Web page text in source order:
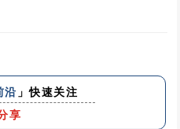
沿 」快速关注
享